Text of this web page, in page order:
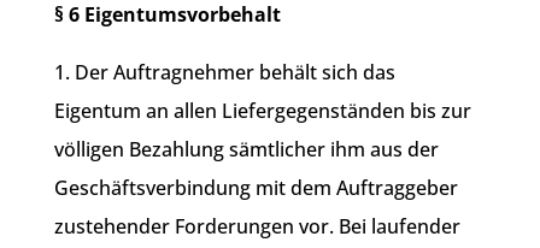
§ 6 Eigentumsvorbehalt
1. Der Auftragnehmer behält sich das
Eigentum an allen Liefergegenständen bis zur
völligen Bezahlung sämtlicher ihm aus der
Geschäftsverbindung mit dem Auftraggeber
zustehender Forderungen vor. Bei laufender